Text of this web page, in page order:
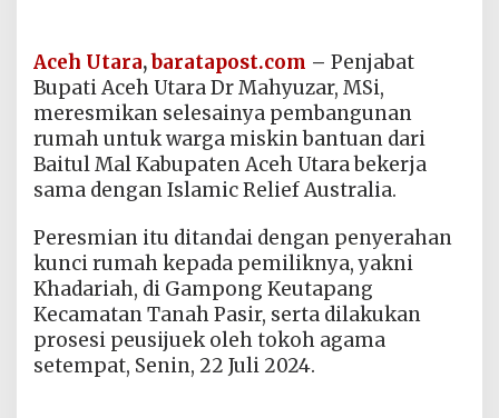
Aceh Utara,baratapost.com – Penjabat
Bupati Aceh Utara Dr Mahyuzar, MSi,
meresmikan selesainya pembangunan
rumah untuk warga miskin bantuan dari
Baitul Mal Kabupaten Aceh Utara bekerja
sama dengan Islamic Relief Australia.
Peresmian itu ditandai dengan penyerahan
kunci rumah kepada pemiliknya, yakni
Khadariah, di Gampong Keutapang
Kecamatan Tanah Pasir, serta dilakukan
prosesi peusijuek oleh tokoh agama
setempat, Senin, 22 Juli 2024.